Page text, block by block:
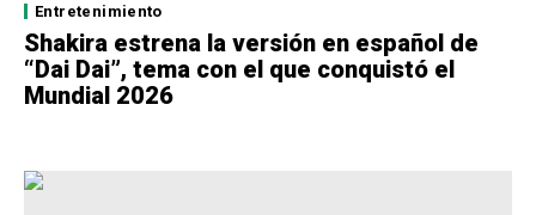
Entretenimiento
Shakira estrena la versión en español de
“Dai Dai”, tema con el que conquistó el
Mundial 2026